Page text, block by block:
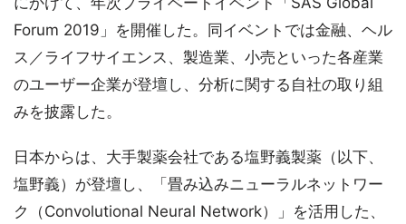
Forum 2019」を開催した。同イベントでは金融、ヘル
ス／ライフサイエンス、製造業、小売といった各産業
のユーザー企業が登壇し、分析に関する自社の取り組
みを披露した。
日本からは、大手製薬会社である塩野義製薬（以下、
塩野義）が登壇し、「畳み込みニューラルネットワー
ク（Convolutional Neural Network）」を活用した、